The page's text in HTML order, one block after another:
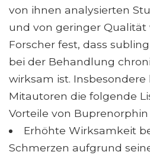
von ihnen analysierten
und von geringer Qualität
Forscher fest, dass
bei der Behandlung
wirksam ist.
Mitautoren die folgende
Vorteile von
Erhöhte Wirksamkeit
Schmerzen aufgrund